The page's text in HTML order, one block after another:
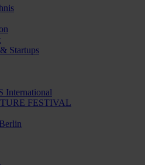
Startups
International
FESTIVAL